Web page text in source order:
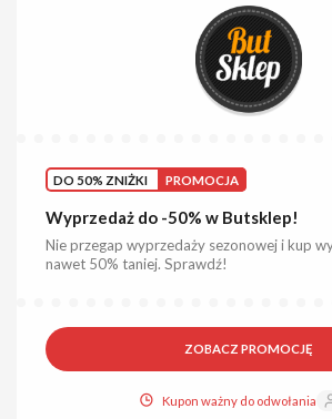
DO 50% ZNIŻKI PROMOCJA
Wyprzedaż do -50% w Butsklep!
Nie przegap wyprzedaży sezonowej i kup
nawet 50% taniej. Sprawdź!
ZOBACZ PROMOCJĘ
Kupon ważny do odwołania